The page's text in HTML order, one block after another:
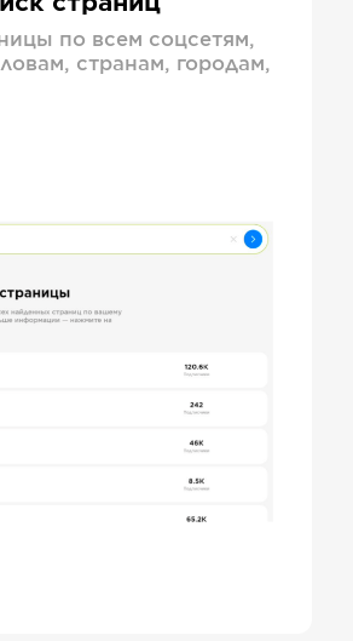
по всем соцсетям,
странам, городам,